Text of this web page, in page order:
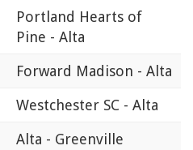
Portland Hearts of
Pine - Alta
Forward Madison - Alta
Westchester SC - Alta
Alta - Greenville